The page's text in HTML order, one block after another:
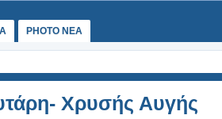
PHOTO NEA
Χρυσής Αυγής